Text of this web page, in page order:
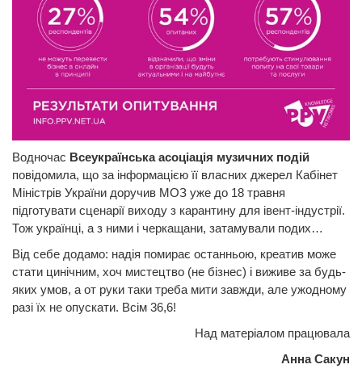
Водночас Всеукраїнська асоціація музичних подій
повідомила, що за інформацією її власних джерел Кабінет
Міністрів України доручив МОЗ уже до 18 травня
підготувати сценарії виходу з карантину для івент-індустрії.
Тож українці, а з ними і черкащани, затамували подих…
Від себе додамо: надія помирає останньою, креатив може
стати цинічним, хоч мистецтво (не бізнес) і виживе за будь-
яких умов, а от руки таки треба мити завжди, але ужодному
разі їх не опускати. Всім 36,6!
Над матеріалом працювала
Анна Сакун